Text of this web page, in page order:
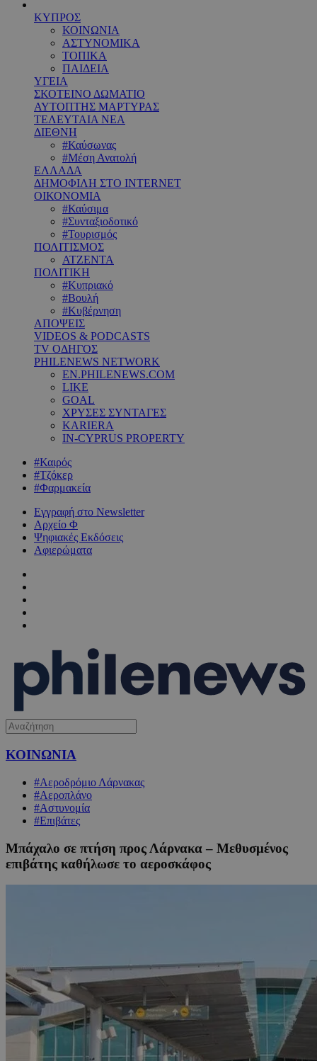
ΚΥΠΡΟΣ
ΚΟΙΝΩΝΙΑ
ΑΣΤΥΝΟΜΙΚΑ
ΤΟΠΙΚΑ
ΠΑΙΔΕΙΑ
ΥΓΕΙΑ
ΣΚΟΤΕΙΝΟ ΔΩΜΑΤΙΟ
ΑΥΤΟΠΤΗΣ ΜΑΡΤΥΡΑΣ
ΤΕΛΕΥΤΑΙΑ ΝΕΑ
ΔΙΕΘΝΗ
#Καύσωνας
#Μέση Ανατολή
ΕΛΛΑΔΑ
ΔΗΜΟΦΙΛΗ ΣΤΟ INTERNET
ΟΙΚΟΝΟΜΙΑ
#Καύσιμα
#Συνταξιοδοτικό
#Τουρισμός
ΠΟΛΙΤΙΣΜΟΣ
ΑΤΖΕΝΤΑ
ΠΟΛΙΤΙΚΗ
#Κυπριακό
#Βουλή
#Κυβέρνηση
ΑΠΟΨΕΙΣ
VIDEOS & PODCASTS
TV ΟΔΗΓΟΣ
PHILENEWS NETWORK
EN.PHILENEWS.COM
LIKE
GOAL
ΧΡΥΣΕΣ ΣΥΝΤΑΓΕΣ
KARIERA
IN-CYPRUS PROPERTY
#Καιρός
#Τζόκερ
#Φαρμακεία
Εγγραφή στο Newsletter
Αρχείο Φ
Ψηφιακές Εκδόσεις
Αφιερώματα
ΚΟΙΝΩΝΙΑ
#Αεροδρόμιο Λάρνακας
#Αεροπλάνο
#Αστυνομία
#Επιβάτες
Μπάχαλο σε πτήση προς Λάρνακα – Μεθυσμένος
επιβάτης καθήλωσε το αεροσκάφος